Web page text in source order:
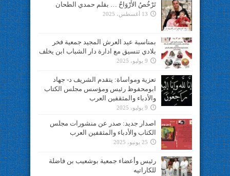
تَرْخُصُ الأَرْوَاحُ … بقلم حمدي الطحان
13 أغسطس، 2025
بمناسبة عيد العرش المجيد جمعية فخر
بلادي تنسيق مع ادارة دار الشباب ابن يخلف
9 يوليو، 2025
تعزية ومواساة: يتقدم الشريف د- جهاد
ابومحفوظ رئيس ومؤسس مجلس الكتاب
والأدباء والمثقفين العرب
9 يوليو، 2025
اصدار جديد: صدر عن منشورات مجلس
الكتاب والأدباء والمثقفين العرب
25 يونيو، 2025
رئيس وأعضاء جمعية بوشعيب بن فاضلة
للكاراتيه